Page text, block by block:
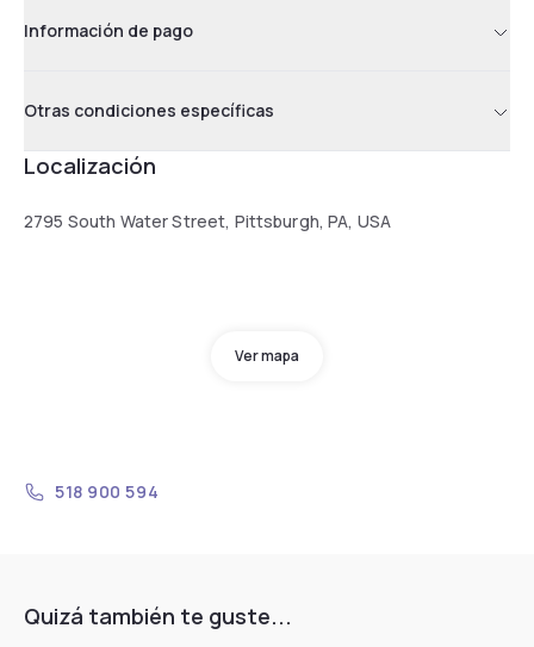
Información de pago
Otras condiciones específicas
Localización
2795 South Water Street, Pittsburgh, PA, USA
Ver mapa
518 900 594
Quizá también te guste...